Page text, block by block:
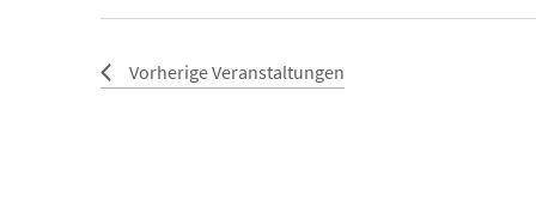
VorherigeVeranstaltungen